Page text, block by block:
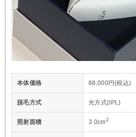
本体価格 68,000円(税込)
脱毛方式 光方式(IPL)
照射面積 3.0cm2